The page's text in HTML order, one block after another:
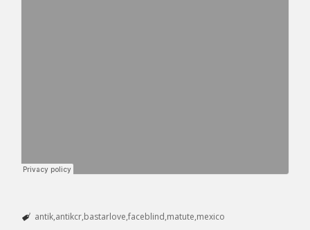
antik antikcr bastarlove faceblind matute mexico